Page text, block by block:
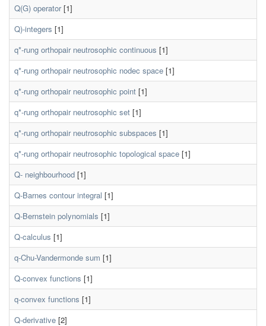
Q(G) operator[1]
Q)-integers [1]
q*-rung orthopair neutrosophic continuous [1]
q*-rung orthopair neutrosophic nodec space [1]
q*-rung orthopair neutrosophic point [1]
q*-rung orthopair neutrosophic set [1]
q*-rung orthopair neutrosophic subspaces [1]
q*-rung orthopair neutrosophic topological space [1]
Q- neighbourhood [1]
Q-Barnes contour integral [1]
Q-Bernstein polynomials [1]
Q-calculus [1]
q-Chu-Vandermonde sum [1]
Q-convex functions [1]
q-convex functions [1]
Q-derivative [2]